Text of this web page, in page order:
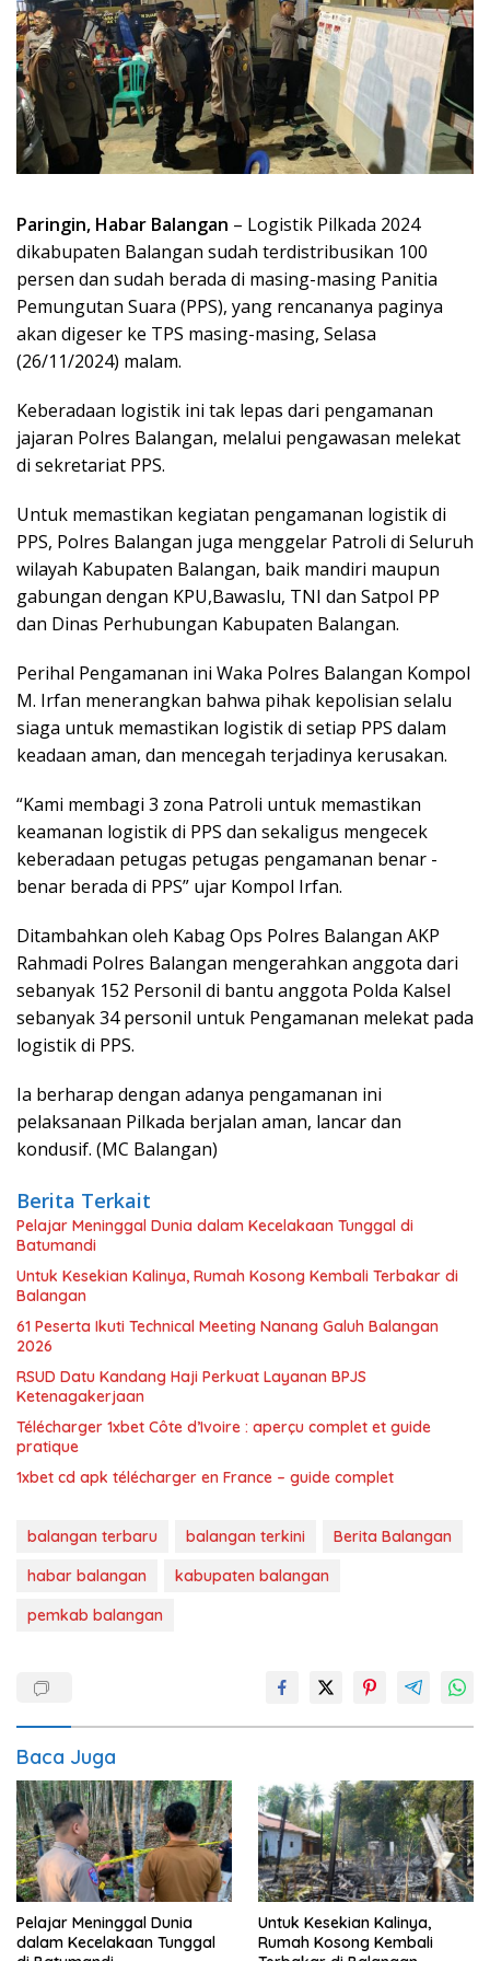
Paringin, Habar Balangan – Logistik Pilkada 2024
dikabupaten Balangan sudah terdistribusikan 100
persen dan sudah berada di masing-masing Panitia
Pemungutan Suara (PPS), yang rencananya paginya
akan digeser ke TPS masing-masing, Selasa
(26/11/2024) malam.
Keberadaan logistik ini tak lepas dari pengamanan
jajaran Polres Balangan, melalui pengawasan melekat
di sekretariat PPS.
Untuk memastikan kegiatan pengamanan logistik di
PPS, Polres Balangan juga menggelar Patroli di Seluruh
wilayah Kabupaten Balangan, baik mandiri maupun
gabungan dengan KPU,Bawaslu, TNI dan Satpol PP
dan Dinas Perhubungan Kabupaten Balangan.
Perihal Pengamanan ini Waka Polres Balangan Kompol
M. Irfan menerangkan bahwa pihak kepolisian selalu
siaga untuk memastikan logistik di setiap PPS dalam
keadaan aman, dan mencegah terjadinya kerusakan.
“Kami membagi 3 zona Patroli untuk memastikan
keamanan logistik di PPS dan sekaligus mengecek
keberadaan petugas petugas pengamanan benar -
benar berada di PPS” ujar Kompol Irfan.
Ditambahkan oleh Kabag Ops Polres Balangan AKP
Rahmadi Polres Balangan mengerahkan anggota dari
sebanyak 152 Personil di bantu anggota Polda Kalsel
sebanyak 34 personil untuk Pengamanan melekat pada
logistik di PPS.
Ia berharap dengan adanya pengamanan ini
pelaksanaan Pilkada berjalan aman, lancar dan
kondusif. (MC Balangan)
Berita Terkait
Pelajar Meninggal Dunia dalam Kecelakaan Tunggal di
Batumandi
Untuk Kesekian Kalinya, Rumah Kosong Kembali Terbakar di
Balangan
61 Peserta Ikuti Technical Meeting Nanang Galuh Balangan
2026
RSUD Datu Kandang Haji Perkuat Layanan BPJS
Ketenagakerjaan
Télécharger 1xbet Côte d’Ivoire : aperçu complet et guide
pratique
1xbet cd apk télécharger en France – guide complet
balangan terbaru balangan terkini
Berita Balangan
habar balangan
kabupaten balangan
pemkab balangan
Baca Juga
Pelajar Meninggal Dunia
dalam Kecelakaan Tunggal
Untuk Kesekian Kalinya,
Rumah Kosong Kembali